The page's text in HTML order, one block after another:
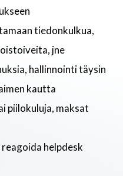
tiedonkulkua,
jne
hallinnointi täysin
kautta
piilokuluja, maksat
helpdesk